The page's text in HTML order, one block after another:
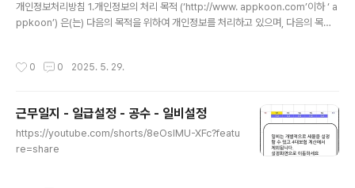
개인정보처리방침 1.개인정보의 처리 목적 (‘http://www. appkoon.com’이하 ‘ a
ppkoon’) 은(는) 다음의 목적을 위하여 개인정보를 처리하고 있으며, 다음의 목적
다음의 개인정보 항목을 처리하고 있습니다.1- 필수항목 : 구글 이메일 주소3. 개인
때 동의 받은 개인정보 보유․이용기간 또는 법령에 따른 개인정보 보유․이용기간 내
에서 개인정보를 처리․보유합니다.② 구체적인 개인정보 처리 및 보유 기간은 다음과
같습니다.- 마지막으로..
0 0 2025. 5. 29.
근무일지 - 일급설정 - 공수 - 일비설정
https://youtube.com/shorts/8eOsIMU-XFc?featu
re=share